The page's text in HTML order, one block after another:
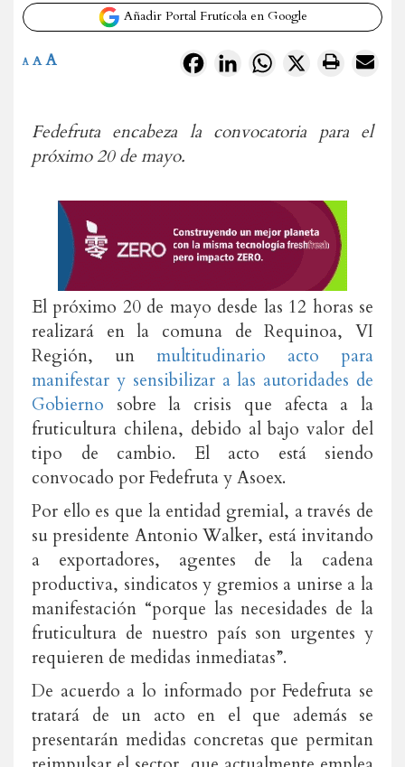
Añadir Portal Frutícola en Google
FacebookLinkedInWhatsApp
X
A A A
Fedefruta encabeza la convocatoria para el
próximo 20 de mayo.
El próximo 20 de mayo desde las 12 horas se
realizará en la comuna de Requinoa, VI
Región, un multitudinario acto para
manifestar y sensibilizar a las autoridades de
Gobierno sobre la crisis que afecta a la
fruticultura chilena, debido al bajo valor del
tipo de cambio. El acto está siendo
convocado por Fedefruta y Asoex.
Por ello es que la entidad gremial, a través de
su presidente Antonio Walker, está invitando
a exportadores, agentes de la cadena
productiva, sindicatos y gremios a unirse a la
manifestación “porque las necesidades de la
fruticultura de nuestro país son urgentes y
requieren de medidas inmediatas”.
De acuerdo a lo informado por Fedefruta se
tratará de un acto en el que además se
presentarán medidas concretas que permitan